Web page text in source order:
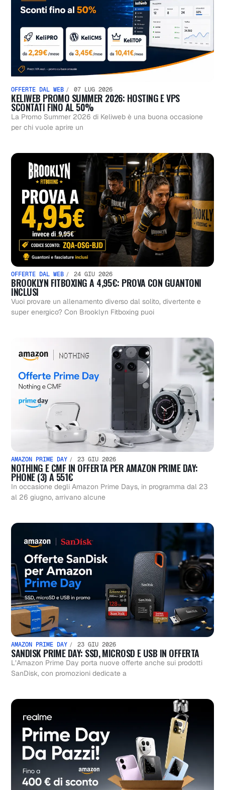
OFFERTE DAL WEB 07 LUG 2026
KELIWEB PROMO SUMMER 2026: HOSTING E VPS
SCONTATI FINO AL 50%
La Promo Summer 2026 di Keliweb è una buona occasione
per chi vuole aprire un
OFFERTE DAL WEB 24 GIU 2026
BROOKLYN FITBOXING A 4,95€: PROVA CON GUANTONI
INCLUSI
Vuoi provare un allenamento diverso dal solito, divertente e
super energico? Con Brooklyn Fitboxing puoi
AMAZON PRIME DAY 23 GIU 2026
NOTHING E CMF IN OFFERTA PER AMAZON PRIME DAY:
PHONE (3) A 551€
In occasione degli Amazon Prime Days, in programma dal 23
al 26 giugno, arrivano alcune
AMAZON PRIME DAY 23 GIU 2026
SANDISK PRIME DAY: SSD, MICROSD E USB IN OFFERTA
L’Amazon Prime Day porta nuove offerte anche sui prodotti
SanDisk, con promozioni dedicate a